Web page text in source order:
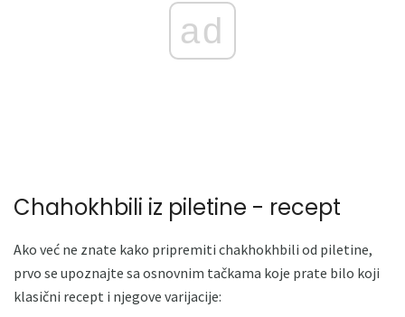
ad
Chahokhbili iz piletine - recept
Ako već ne znate kako pripremiti chakhokhbili od piletine,
prvo se upoznajte sa osnovnim tačkama koje prate bilo koji
klasični recept i njegove varijacije: